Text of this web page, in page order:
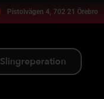
Pistolvägen 4, 702 21 Örebro
Slingreperation